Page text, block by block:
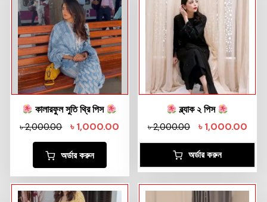
কালারফুল সুতি থ্রি পিস
৳2,000.00 ৳1,000.00
অর্ডার করুন
ব্ল্যাক ২ পিস
৳2,000.00 ৳1,000.00
অর্ডার করুন